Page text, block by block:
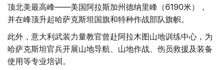
顶北美最高峰——美国阿拉斯加州德纳里峰（6190米），
并在峰顶升起哈萨克斯坦国旗和特种作战部队旗帜。
此外，意大利武装力量教官曾赴阿拉木图山地训练中心，为
哈萨克斯坦官兵开展山地导航、山地作战、伤员救援及装备
使用等专业培训。